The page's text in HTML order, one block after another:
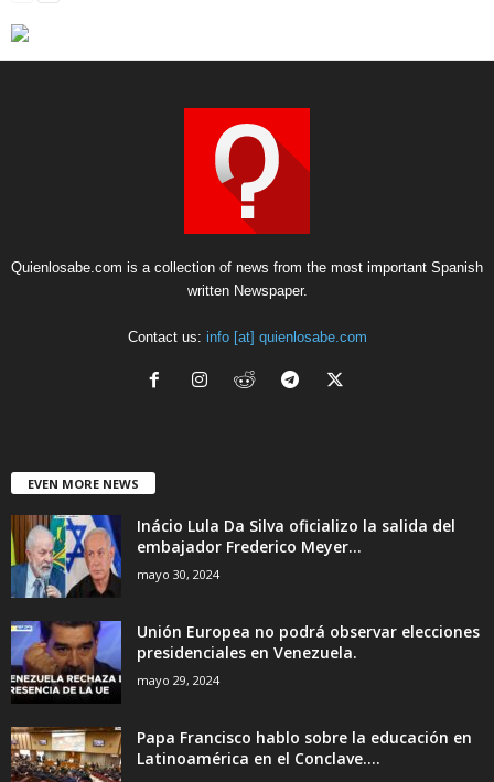
Quienlosabe.com is a collection of news from the most important Spanish
written Newspaper.
Contact us: info [at] quienlosabe.com
EVEN MORE NEWS
Inácio Lula Da Silva oficializo la salida del
embajador Frederico Meyer...
mayo 30, 2024
Unión Europea no podrá observar elecciones
presidenciales en Venezuela.
mayo 29, 2024
Papa Francisco hablo sobre la educación en
Latinoamérica en el Conclave....